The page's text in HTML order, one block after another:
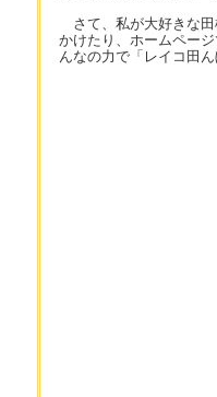
さて、私が大好きな田
かけたり、ホームペー
んなの力で「レイコ田